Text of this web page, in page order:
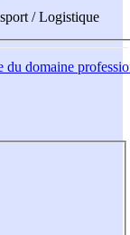
/ Logistique
domaine